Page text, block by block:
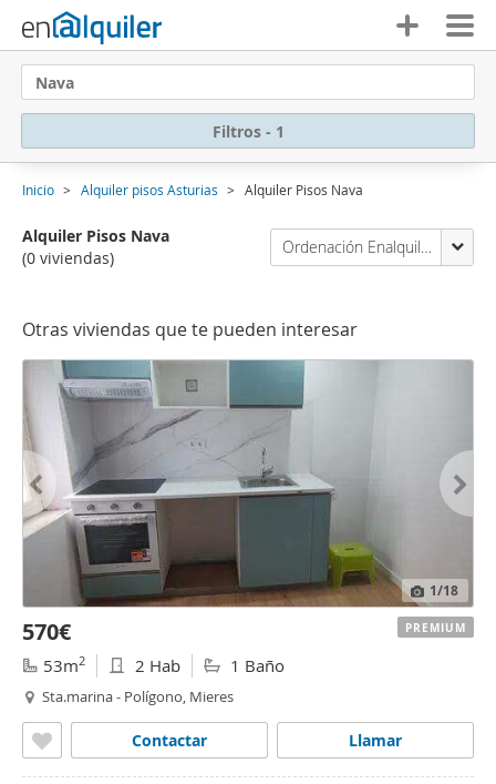
Nava
Filtros - 1
Inicio Alquiler pisos Asturias Alquiler Pisos Nava
Alquiler Pisos Nava
(0 viviendas)
Ordenación Enalquiler
Otras viviendas que te pueden interesar
1/18
570€
53m2 2 Hab 1 Baño
Sta.marina - Polígono, Mieres
Llamar
Contactar
PREMIUM